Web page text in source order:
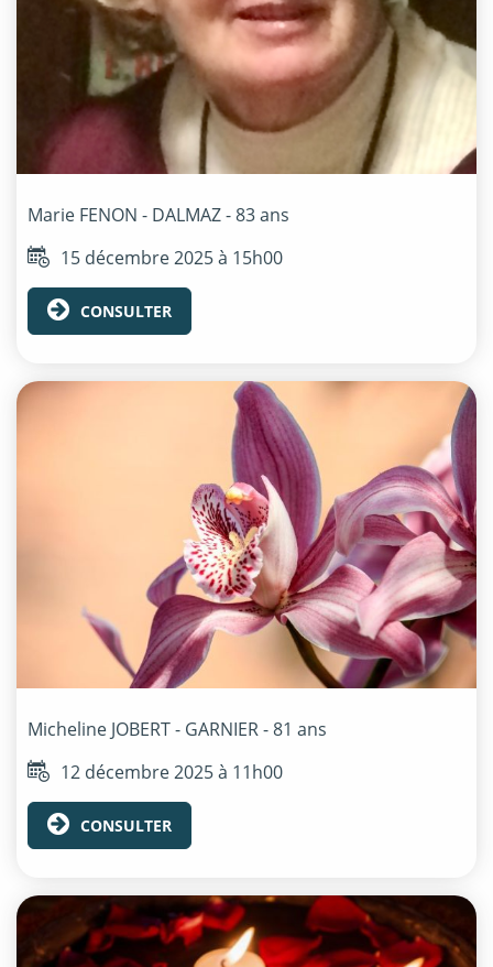
Marie FENON - DALMAZ- 83 ans
15 décembre 2025 à 15h00
CONSULTER
Micheline JOBERT - GARNIER- 81 ans
12 décembre 2025 à 11h00
CONSULTER